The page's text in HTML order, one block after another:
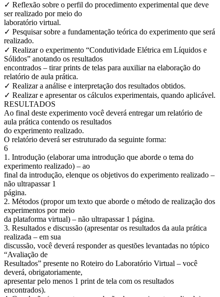
✓ Reflexão sobre o perfil do procedimento experimental que deve
ser realizado por meio do
laboratório virtual.
✓ Pesquisar sobre a fundamentação teórica do experimento que será
realizado.
✓ Realizar o experimento “Condutividade Elétrica em Líquidos e
Sólidos” anotando os resultados
encontrados – tirar prints de telas para auxiliar na elaboração do
relatório de aula prática.
✓ Realizar a análise e interpretação dos resultados obtidos.
✓ Realizar e apresentar os cálculos experimentais, quando aplicável.
RESULTADOS
Ao final deste experimento você deverá entregar um relatório de
aula prática contendo os resultados
do experimento realizado.
O relatório deverá ser estruturado da seguinte forma:
6
1. Introdução (elaborar uma introdução que aborde o tema do
experimento realizado) – ao
final da introdução, elenque os objetivos do experimento realizado –
não ultrapassar 1
página.
2. Métodos (propor um texto que aborde o método de realização dos
experimentos por meio
da plataforma virtual) – não ultrapassar 1 página.
3. Resultados e discussão (apresentar os resultados da aula prática
realizada – em sua
discussão, você deverá responder as questões levantadas no tópico
“Avaliação de
Resultados” presente no Roteiro do Laboratório Virtual – você
deverá, obrigatoriamente,
apresentar pelo menos 1 print de tela com os resultados
encontrados).